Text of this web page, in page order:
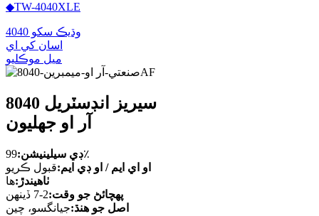
◆TW-4040XLE
وڌيڪ سکو 4040
اسان کي اي
ميل موڪليو
8040 سيريز انڊسٽريل
آر او جھليون
ڊي سيلينيشن:99٪
او اي ايم / او ڊي ايم:قبول ڪريو
ٺاهيندڙ:ها
پهچائڻ جو وقت:2-7 ڏينهن
اصل جو هنڌ:جيانگسو، چين